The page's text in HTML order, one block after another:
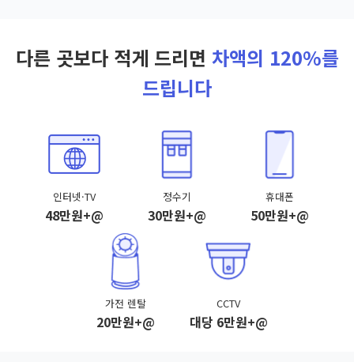
다른 곳보다 적게 드리면 차액의 120%를
드립니다
인터넷·TV
48만원+@
정수기
30만원+@
휴대폰
50만원+@
가전 렌탈
20만원+@
CCTV
대당 6만원+@